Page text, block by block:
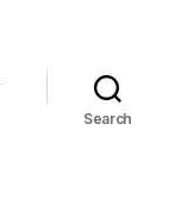
Search